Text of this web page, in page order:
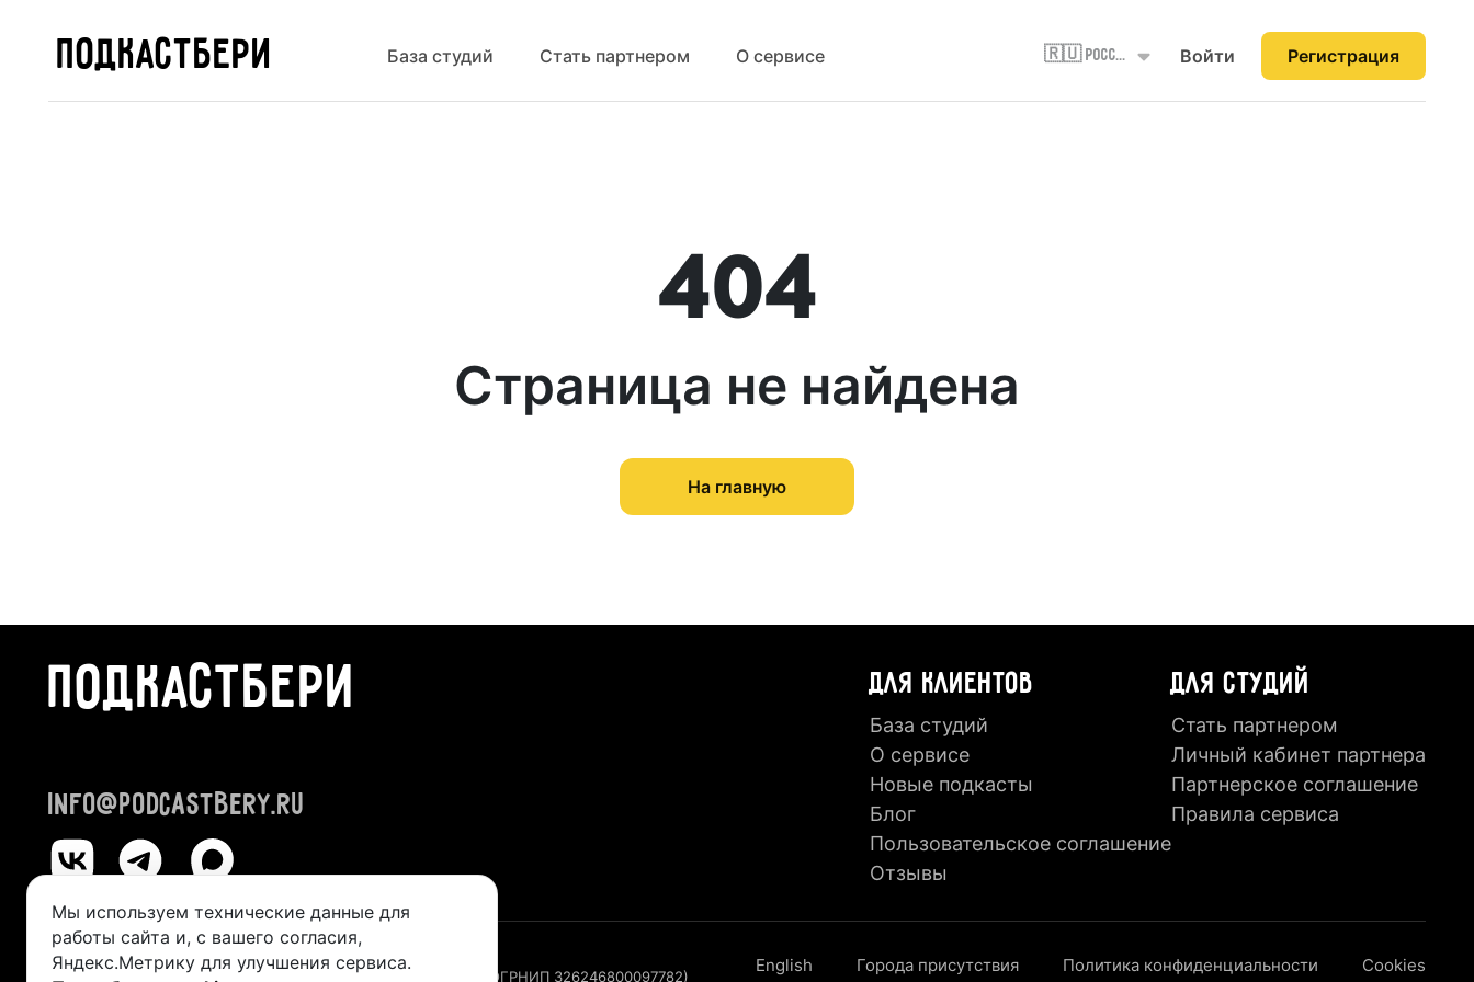
ПОДКАСТБЕРИ База студий Стать партнером О сервисе 🇷🇺 Россия Войти Регистрация
404
Страница не найдена
На главную
ПОДКАСТБЕРИ
info@podcastbery.ru
ДЛЯ КЛИЕНТОВ
База студий
О сервисе
Новые подкасты
Блог
Пользовательское соглашение
Отзывы
ДЛЯ СТУДИЙ
Стать партнером
Личный кабинет партнера
Партнерское соглашение
Правила сервиса
© 2024-2026 «ПОДКАСТБЕРИ»
ИП Казанцева Виктория Александровна (ИНН 245211492400, ОГРНИП 326246800097782)
English Города присутствия Политика конфиденциальности Cookies
Мы используем технические данные для
работы сайта и, с вашего согласия,
Яндекс.Метрику для улучшения сервиса.